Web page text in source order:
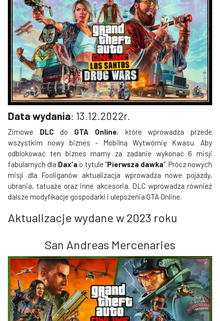
Data wydania: 13.12.2022r.
Zimowe DLC do GTA Online, które wprowadza przede
wszystkim nowy biznes - Mobilną Wytwórnię Kwasu. Aby
odblokować ten biznes mamy za zadanie wykonać 6 misji
fabularnych dla Dax'a o tytule "Pierwsza dawka". Prócz nowych
misji dla Fooliganów aktualizacja wprowadza nowe pojazdy,
ubrania, tatuaże oraz inne akcesoria. DLC wprowadza również
dalsze modyfikacje gospodarki i ulepszenia GTA Online.
Aktualizacje wydane w 2023 roku
San Andreas Mercenaries